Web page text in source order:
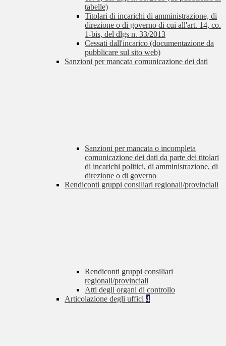
tabelle)
Titolari di incarichi di amministrazione, di
direzione o di governo di cui all'art. 14, co.
1-bis, del dlgs n. 33/2013
Cessati dall'incarico (documentazione da
pubblicare sul sito web)
Sanzioni per mancata comunicazione dei dati
Sanzioni per mancata o incompleta
comunicazione dei dati da parte dei titolari
di incarichi politici, di amministrazione, di
direzione o di governo
Rendiconti gruppi consiliari regionali/provinciali
Rendiconti gruppi consiliari
regionali/provinciali
Atti degli organi di controllo
Articolazione degli uffici 4